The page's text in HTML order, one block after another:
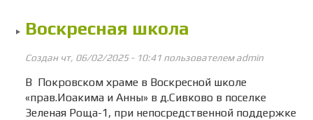
Воскресная школа
Создан чт, 06/02/2025 - 10:41 пользователемadmin
В Покровском храме в Воскресной школе
«прав.Иоакима и Анны» в д.Сивково в поселке
Зеленая Роща-1, при непосредственной поддержке